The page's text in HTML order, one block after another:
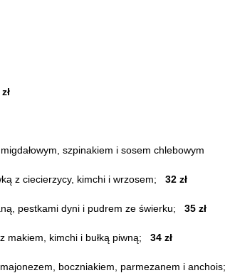
szpinakiem i sosem chlebowym
z ciecierzycy, kimchi i wrzosem; 32 zł
pestkami dyni i pudrem ze świerku; 35 zł
makiem, kimchi i bułką piwną; 34 zł
boczniakiem, parmezanem i anchois;